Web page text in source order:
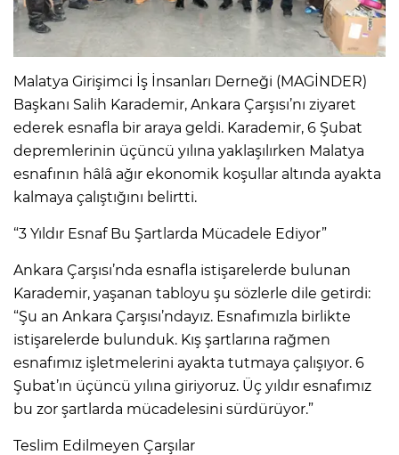
Malatya Girişimci İş İnsanları Derneği (MAGİNDER)
Başkanı Salih Karademir, Ankara Çarşısı’nı ziyaret
ederek esnafla bir araya geldi. Karademir, 6 Şubat
depremlerinin üçüncü yılına yaklaşılırken Malatya
esnafının hâlâ ağır ekonomik koşullar altında ayakta
kalmaya çalıştığını belirtti.
“3 Yıldır Esnaf Bu Şartlarda Mücadele Ediyor”
Ankara Çarşısı’nda esnafla istişarelerde bulunan
Karademir, yaşanan tabloyu şu sözlerle dile getirdi:
“Şu an Ankara Çarşısı’ndayız. Esnafımızla birlikte
istişarelerde bulunduk. Kış şartlarına rağmen
esnafımız işletmelerini ayakta tutmaya çalışıyor. 6
Şubat’ın üçüncü yılına giriyoruz. Üç yıldır esnafımız
bu zor şartlarda mücadelesini sürdürüyor.”
Teslim Edilmeyen Çarşılar